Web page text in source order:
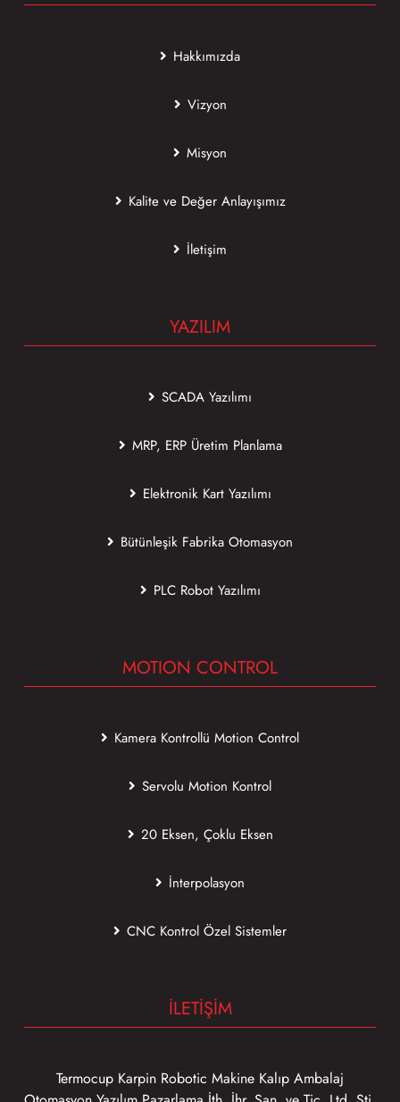
Hakkımızda
Vizyon
Misyon
Kalite ve Değer Anlayışımız
İletişim
YAZILIM
SCADA Yazılımı
MRP, ERP Üretim Planlama
Elektronik Kart Yazılımı
Bütünleşik Fabrika Otomasyon
PLC Robot Yazılımı
MOTION CONTROL
Kamera Kontrollü Motion Control
Servolu Motion Kontrol
20 Eksen, Çoklu Eksen
İnterpolasyon
CNC Kontrol Özel Sistemler
İLETİŞİM
Termocup Karpin Robotic Makine Kalıp Ambalaj